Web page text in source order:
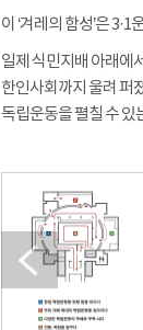
이 ‘겨레의 함성’은
일제 식민지배 아래에
한인사회까지 울려 퍼
독립운동을 펼칠 수 있